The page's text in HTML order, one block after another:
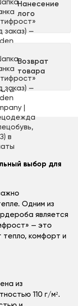
Нанесение
лого
Возврат
товара
выбор для
Одним из
является
— это
тепло, комфорт и
из
110 г/м².